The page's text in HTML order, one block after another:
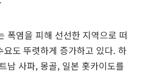
폭염을 피해 선선한 지역으로 떠
요도 뚜렷하게 증가하고 있다. 하
남 사파, 몽골, 일본 홋카이도를